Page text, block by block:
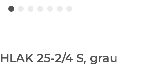
25-2/4 S, grau